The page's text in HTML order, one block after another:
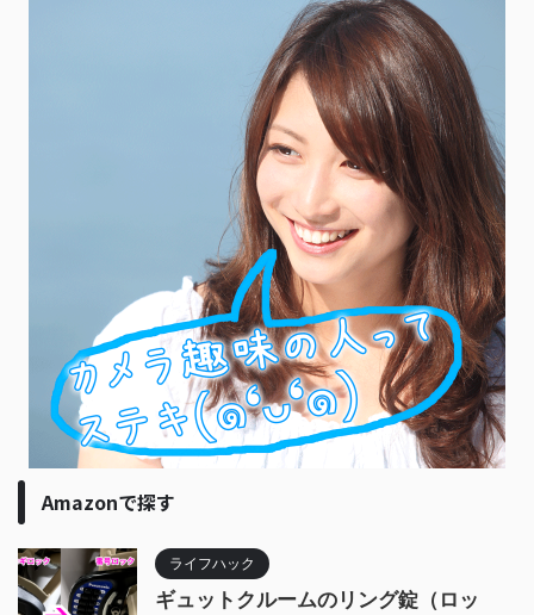
Amazonで探す
ライフハック
ギュットクルームのリング錠（ロッ